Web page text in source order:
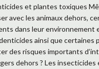
et plantes toxiques
avec les animaux dehors,
dans leur environnement
ainsi que certaines
des risques importants
dehors ? Les